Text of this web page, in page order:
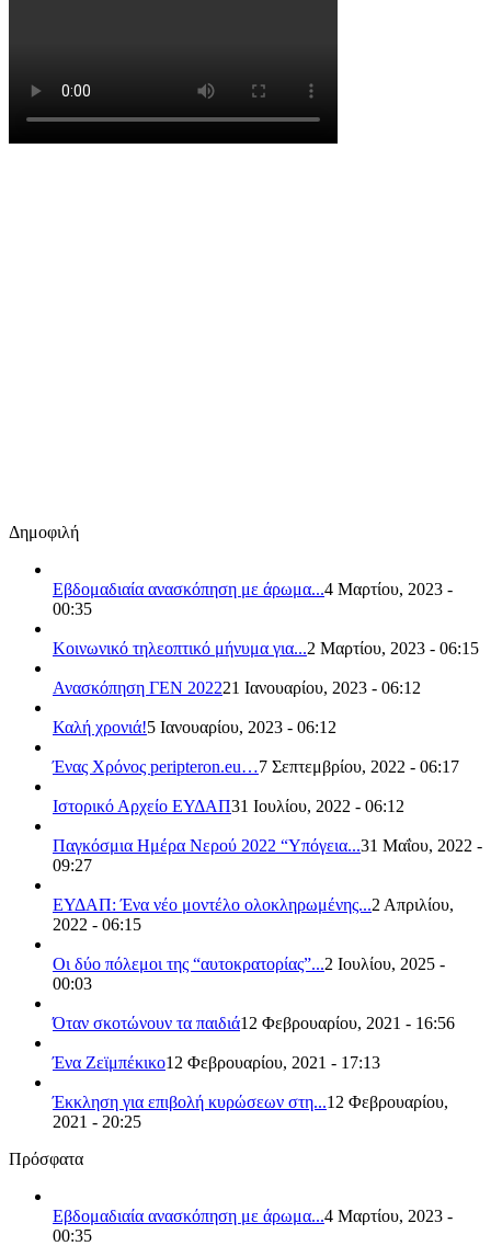
Δημοφιλή
Εβδομαδιαία ανασκόπηση με άρωμα...4 Μαρτίου, 2023 -
00:35
Κοινωνικό τηλεοπτικό μήνυμα για...2 Μαρτίου, 2023 - 06:15
Ανασκόπηση ΓΕΝ 202221 Ιανουαρίου, 2023 - 06:12
Καλή χρονιά!5 Ιανουαρίου, 2023 - 06:12
Ένας Χρόνος peripteron.eu…7 Σεπτεμβρίου, 2022 - 06:17
Ιστορικό Αρχείο ΕΥΔΑΠ31 Ιουλίου, 2022 - 06:12
Παγκόσμια Ημέρα Νερού 2022 “Υπόγεια...31 Μαΐου, 2022 -
09:27
ΕΥΔΑΠ: Ένα νέο μοντέλο ολοκληρωμένης...2 Απριλίου,
2022 - 06:15
Οι δύο πόλεμοι της “αυτοκρατορίας”...2 Ιουλίου, 2025 -
00:03
Όταν σκοτώνουν τα παιδιά12 Φεβρουαρίου, 2021 - 16:56
Ένα Ζεϊμπέκικο12 Φεβρουαρίου, 2021 - 17:13
Έκκληση για επιβολή κυρώσεων στη...12 Φεβρουαρίου,
2021 - 20:25
Πρόσφατα
Εβδομαδιαία ανασκόπηση με άρωμα...4 Μαρτίου, 2023 -
00:35